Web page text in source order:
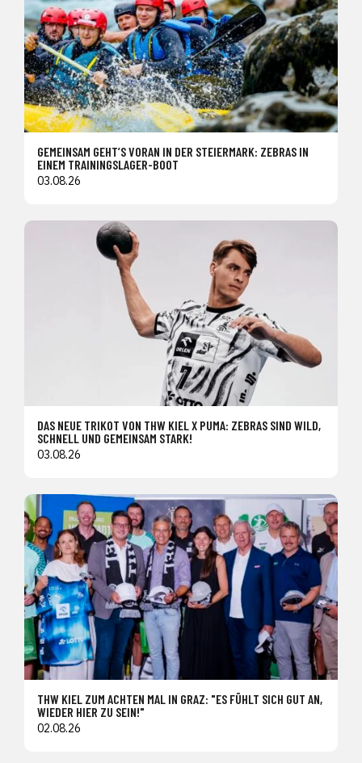
GEMEINSAM GEHT’S VORAN IN DER STEIERMARK: ZEBRAS IN
EINEM TRAININGSLAGER-BOOT
03.08.26
DAS NEUE TRIKOT VON THW KIEL X PUMA: ZEBRAS SIND WILD,
SCHNELL UND GEMEINSAM STARK!
03.08.26
THW KIEL ZUM ACHTEN MAL IN GRAZ: "ES FÜHLT SICH GUT AN,
WIEDER HIER ZU SEIN!"
02.08.26